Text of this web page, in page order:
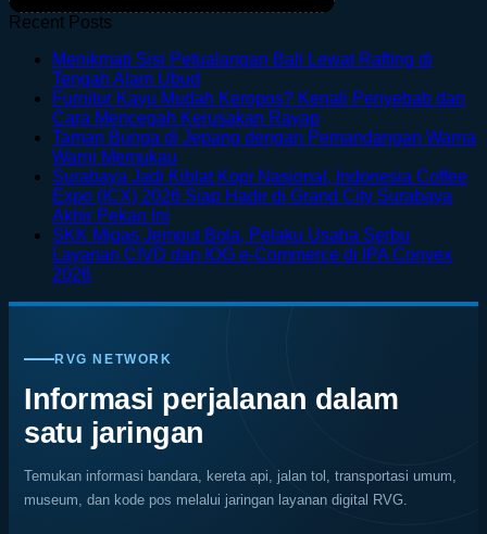
Recent Posts
Menikmati Sisi Petualangan Bali Lewat Rafting di
Tengah Alam Ubud
Comments
on
Menikmati
Petualangan
Bali
Rafting
di
Ubud
Furnitur Kayu Mudah Keropos? Kenali Penyebab dan
Cara Mencegah Kerusakan RayapNo
Comments
Furnitur
Kayu
Keropos?
Kenali
Cara
Taman Bunga di Jepang dengan Pemandangan Warna
Warni Memukau
Comments
on
Bunga
di
Pemandangan
Surabaya Jadi Kiblat Kopi Nasional, Indonesia Coffee
Expo (ICX) 2026 Siap Hadir di Grand City Surabaya
Akhir Pekan Ini
Comments
on
Kiblat
Nasional,
Indonesia
Coffee
Expo
(ICX)
2026
Siap
Hadir
di
SKK Migas Jemput Bola, Pelaku Usaha Serbu
Layanan CIVD dan IOG e-Commerce di IPA Convex
2026No
on
Migas
Jemput
Bola,
Pelaku
Usaha
Serbu
Layanan
CIVD
dan
RVG NETWORK
Informasi perjalanan dalam
satu jaringan
Temukan informasi bandara, kereta api, jalan tol, transportasi umum,
museum, dan kode pos melalui jaringan layanan digital RVG.